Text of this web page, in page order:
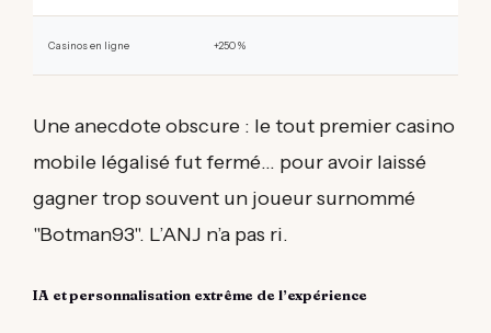
Casinos en ligne +250 %
Une anecdote obscure : le tout premier casino
mobile légalisé fut fermé… pour avoir laissé
gagner trop souvent un joueur surnommé
"Botman93". L’ANJ n’a pas ri.
IA et personnalisation extrême de l’expérience